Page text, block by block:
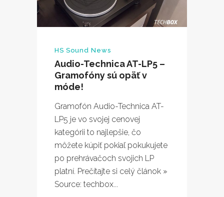
HS Sound News
Audio-Technica AT-LP5 –
Gramofóny sú opäť v
móde!
Gramofón Audio-Technica AT-
LP5 je vo svojej cenovej
kategórii to najlepšie, čo
môžete kúpiť pokiaľ pokukujete
po prehrávačoch svojich LP
platní. Prečítajte si celý článok »
Source: techbox...